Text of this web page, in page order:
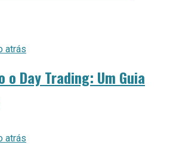
atrás
Day Trading: Um Guia
atrás